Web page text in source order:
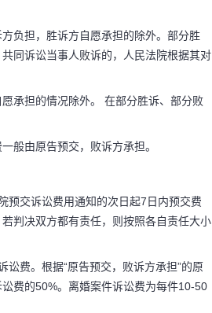
负担，胜诉方自愿承担的除外。部分胜
同诉讼当事人败诉的，人民法院根据其对
承担的情况除外。 在部分胜诉、部分败
般由原告预交，败诉方承担。
预交诉讼费用通知的次日起7日内预交费
判决双方都有责任，则按照各自责任大小
费。根据“原告预交，败诉方承担”的原
费的50%。离婚案件诉讼费为每件10-50